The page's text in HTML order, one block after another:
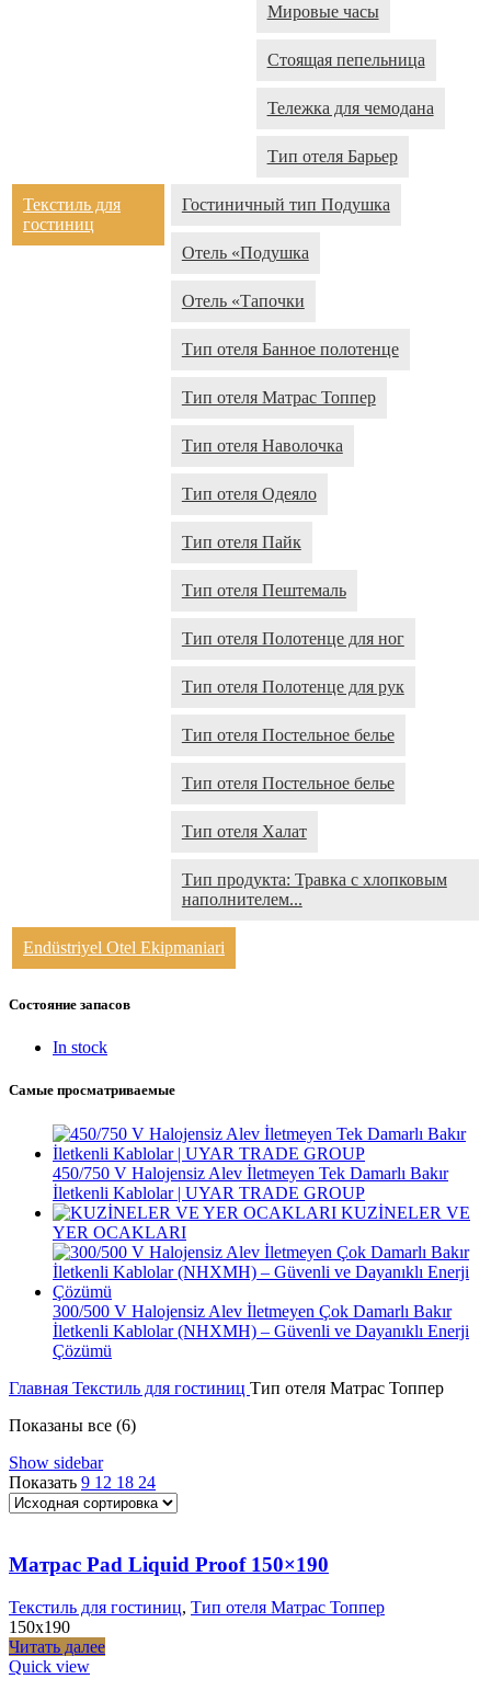
Мировые часы
Стоящая пепельница
Тележка для чемодана
Тип отеля Барьер
Текстиль для
гостиниц
Гостиничный тип Подушка
Отель «Подушка
Отель «Тапочки
Тип отеля Банное полотенце
Тип отеля Матрас Топпер
Тип отеля Наволочка
Тип отеля Одеяло
Тип отеля Пайк
Тип отеля Пештемаль
Тип отеля Полотенце для ног
Тип отеля Полотенце для рук
Тип отеля Постельное белье
Тип отеля Постельное белье
Тип отеля Халат
Тип продукта: Травка с хлопковым
наполнителем...
Endüstriyel Otel Ekipmaniari
Состояние запасов
In stock
Самые просматриваемые
450/750 V Halojensiz Alev İletmeyen Tek Damarlı Bakır
İletkenli Kablolar | UYAR TRADE GROUP
KUZİNELER VE
YER OCAKLARI
300/500 V Halojensiz Alev İletmeyen Çok Damarlı Bakır
İletkenli Kablolar (NHXMH) – Güvenli ve Dayanıklı Enerji
Çözümü
Главная Текстиль для гостиниц Тип отеля Матрас Топпер
Показаны все (6)
Show sidebar
Показать 9 12 18 24
Матрас Pad Liquid Proof 150×190
Текстиль для гостиниц, Тип отеля Матрас Топпер
150x190
Читать далее
Quick view